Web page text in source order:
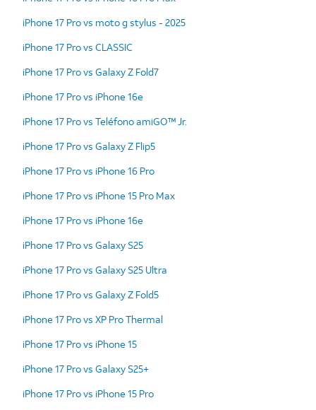
iPhone 17 Pro vs moto g stylus - 2025
iPhone 17 Pro vs CLASSIC
iPhone 17 Pro vs Galaxy Z Fold7
iPhone 17 Pro vs iPhone 16e
iPhone 17 Pro vs Teléfono amiGO™ Jr.
iPhone 17 Pro vs Galaxy Z Flip5
iPhone 17 Pro vs iPhone 16 Pro
iPhone 17 Pro vs iPhone 15 Pro Max
iPhone 17 Pro vs iPhone 16e
iPhone 17 Pro vs Galaxy S25
iPhone 17 Pro vs Galaxy S25 Ultra
iPhone 17 Pro vs Galaxy Z Fold5
iPhone 17 Pro vs XP Pro Thermal
iPhone 17 Pro vs iPhone 15
iPhone 17 Pro vs Galaxy S25+
iPhone 17 Pro vs iPhone 15 Pro